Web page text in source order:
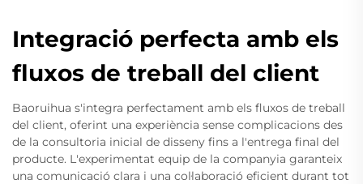
Integració perfecta amb els
fluxos de treball del client
Baoruihua s'integra perfectament amb els fluxos de treball
del client, oferint una experiència sense complicacions des
de la consultoria inicial de disseny fins a l'entrega final del
producte. L'experimentat equip de la companyia garanteix
una comunicació clara i una col·laboració eficient durant tot